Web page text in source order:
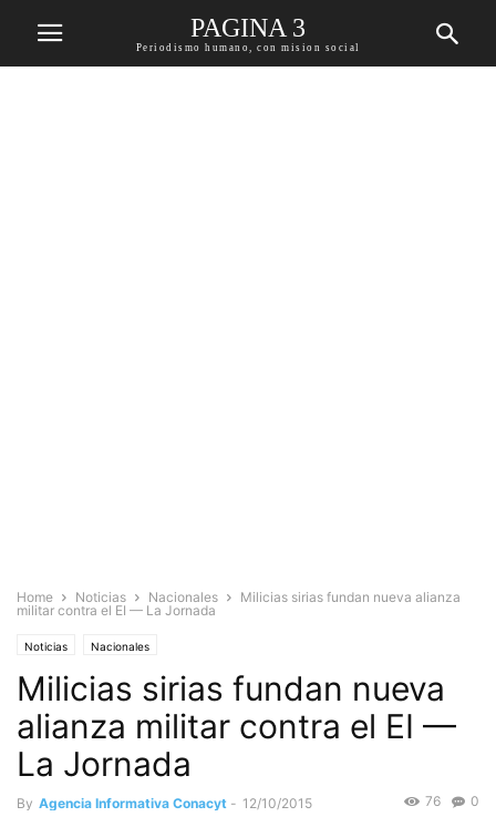
PAGINA 3
Periodismo humano, con mision social
Home Noticias Nacionales
Milicias sirias fundan nueva alianza
militar contra el EI — La Jornada
Noticias Nacionales
Milicias sirias fundan nueva
alianza militar contra el EI —
La Jornada
By Agencia Informativa Conacyt - 12/10/2015 0
76